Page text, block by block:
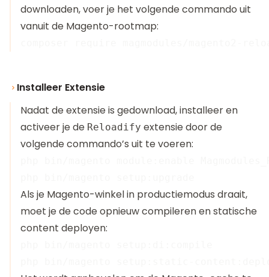
downloaden, voer je het volgende commando uit
vanuit de Magento-rootmap:
Installeer Extensie
Nadat de extensie is gedownload, installeer en
activeer je de Reloadify extensie door de
volgende commando’s uit te voeren:
Als je Magento-winkel in productiemodus draait,
moet je de code opnieuw compileren en statische
content deployen: